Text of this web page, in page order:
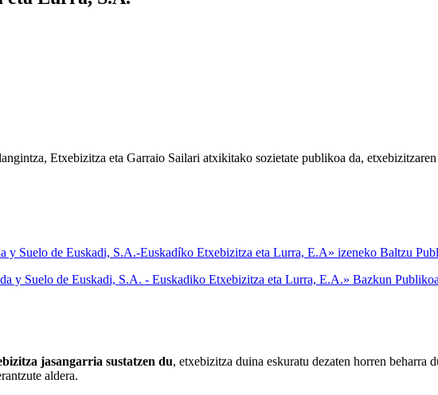
Etxebizitza eta Garraio Sailari atxikitako sozietate publikoa da,
Suelo de Euskadi, S.A.-Euskadíko Etxebizitza eta Lurra, E.A» izeneko Baltzu
y Suelo de Euskadi, S.A. - Euskadiko Etxebizitza eta Lurra, E.A.» Bazkun Publikoa
jasangarria sustatzen du, etxebizitza duina eskuratu dezaten horren
aldera.